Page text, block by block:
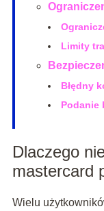
Limity
Błędny
Podanie
Dlaczego
mastercard
Wielu